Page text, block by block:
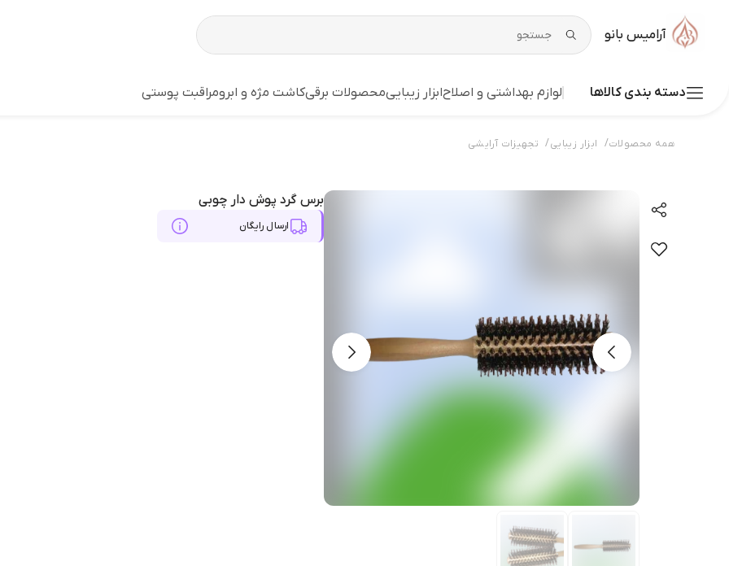
آرامیس بانو
دسته بندی کالاها لوازم بهداشتی و اصلاحابزار زیباییمحصولات برقیکاشت مژه و ابرومراقبت پوستی
همه محصولات/ ابزار زیبایی/ تجهیزات آرایشی
برس گرد پوش دار چوبی
ارسال رایگان